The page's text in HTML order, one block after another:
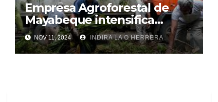
Empresa Agroforestal de
Mayabeque intensifica
labores de recuperación
(+Audio)
NOV 11, 2024 INDIRA LA O HERRERA